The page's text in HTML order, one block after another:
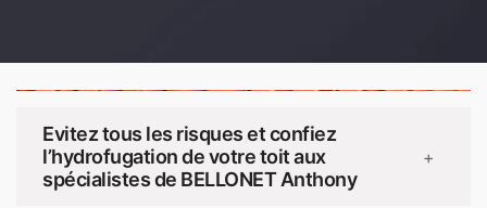
Evitez tous les risques et confiez
l’hydrofugation de votre toit aux
spécialistes de BELLONET Anthony
+